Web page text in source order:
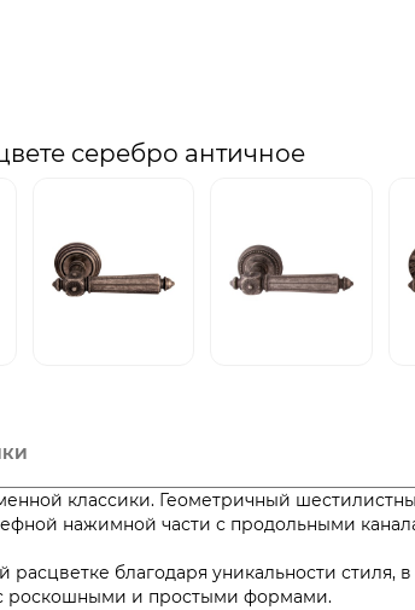
серебро античное
классики. Геометричный
нажимной части с продольными
благодаря уникальности
с роскошными и простыми формами.